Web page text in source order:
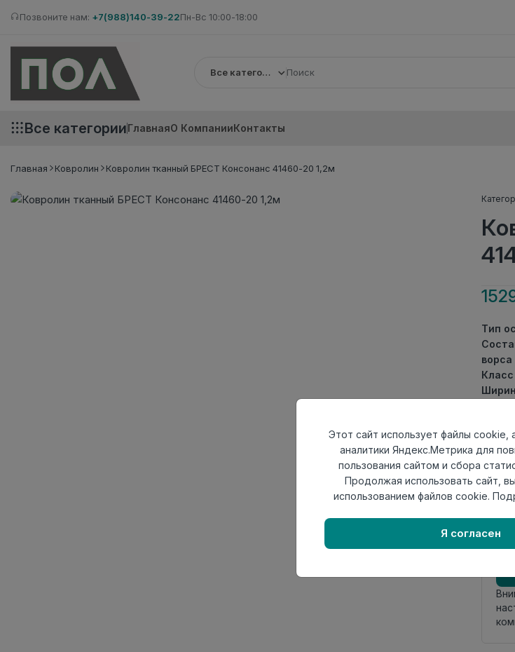
Позвоните нам: +7(988)140-39-22Пн-Вс 10:00-18:00
Все категории
Все категорииГлавнаяО КомпанииКонтакты
Главная Ковролин Ковролин тканный БРЕСТ Консонанс 41460-20 1,2м
Тип
ворса
Класс
Вид
Этот сайт использует файлы cookie,
аналитики Яндекс.Метрика для
пользования сайтом и сбора
Продолжая использовать сайт,
использованием файлов cookie.
Я согласен